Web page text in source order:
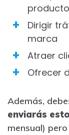
Dirigir
marca
Atraer
Ofrecer
Además,
enviarás
mensual)